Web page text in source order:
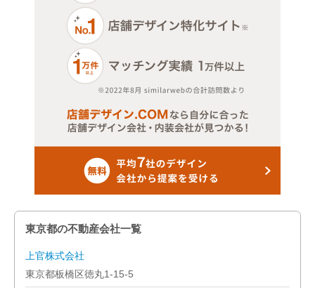
東京都の不動産会社一覧
上官株式会社
東京都板橋区徳丸1-15-5